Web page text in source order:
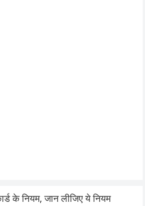
के नियम, जान लीजिए ये नियम